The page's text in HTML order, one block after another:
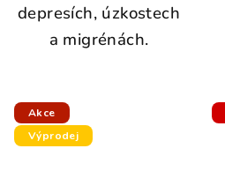
depresích, úzkostech
a migrénách.
Akce
Výprodej